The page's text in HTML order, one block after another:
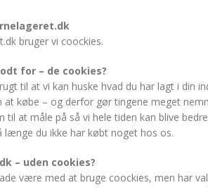
bruger vi coockies.
for – de cookies?
til at vi kan huske hvad du har lagt i din
at købe – og derfor gør tingene meget
til at måle på så vi hele tiden kan blive
længe du ikke har købt noget hos os.
– uden cookies?
være med at bruge coockies, men har